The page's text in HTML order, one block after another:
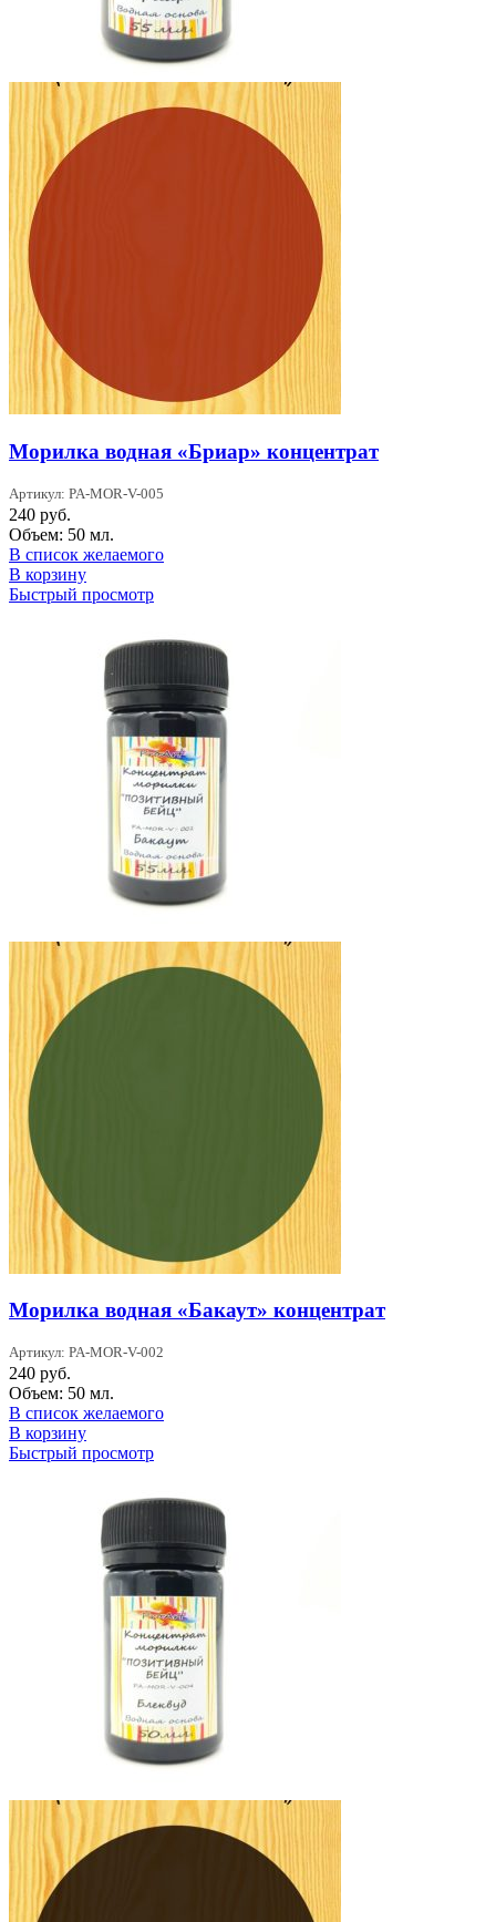
Морилка водная «Бриар» концентрат
Артикул: PA-MOR-V-005
240 руб.
Объем: 50 мл.
В список желаемого
В корзину
Быстрый просмотр
Морилка водная «Бакаут» концентрат
Артикул: PA-MOR-V-002
240 руб.
Объем: 50 мл.
В список желаемого
В корзину
Быстрый просмотр